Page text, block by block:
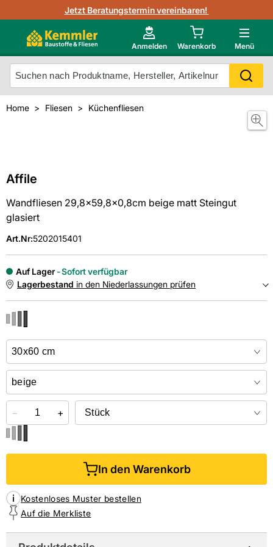
Jetzt Beratungstermin vereinbaren!
Anmelden Warenkorb Menü
3D-Raumvisualisierung
Kemmler-Partner
Ihr Fliesentyp
Fliesen-Kemmler AR-App
Highlight des Monats Fliesenserie Paladina
Gutjahr
Otto
Neu im Onlineshop?
Mein Konto
Home Fliesen Küchenfliesen
Affile
Wandfliesen 29,8x59,8x0,8cm beige matt Steingut
glasiert
Art.Nr:5202015401
Auf Lager
Sofort verfügbar
Lagerbestand in den Niederlassungen prüfen
Online kaufen &
− +
In den Warenkorb
Kostenloses Muster bestellen
Auf die Merkliste